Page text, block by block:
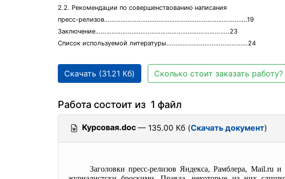
2.2. Рекомендации по совершенствованию написания
пресс-релизов…………………………………………………………………….19
Заключение………………………………………………………………..23
Список используемой литературы………………………………………24
Скачать (31.21 Кб) Сколько стоит заказать работу?
Работа состоит из 1 файл
Курсовая.doc — 135.00 Кб (Скачать документ)
Заголовки пресс-релизов Яндекса, Рамблера, Mail.ru